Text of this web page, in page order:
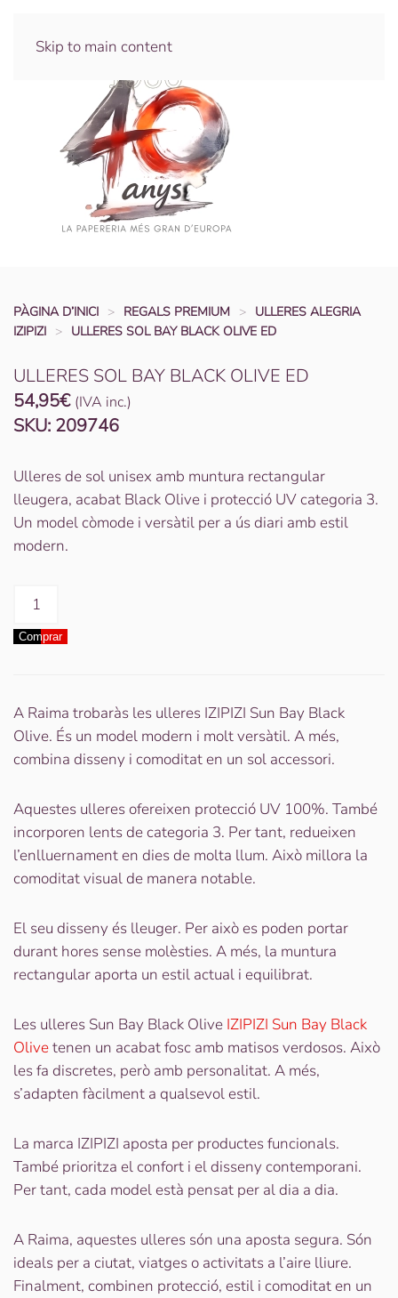
Skip to main content
PÀGINA D’INICI REGALS PREMIUM
ULLERES ALEGRIA
IZIPIZI
ULLERES SOL BAY BLACK OLIVE ED
ULLERES SOL BAY BLACK OLIVE ED
54,95€ (IVA inc.)
SKU: 209746
Ulleres de sol unisex amb muntura rectangular
lleugera, acabat Black Olive i protecció UV categoria 3.
Un model còmode i versàtil per a ús diari amb estil
modern.
quantitat
ULLERES
BLACK
OLIVE
ED
Comprar
A Raima trobaràs les ulleres IZIPIZI Sun Bay Black
Olive. És un model modern i molt versàtil. A més,
combina disseny i comoditat en un sol accessori.
Aquestes ulleres ofereixen protecció UV 100%. També
incorporen lents de categoria 3. Per tant, redueixen
l’enlluernament en dies de molta llum. Això millora la
comoditat visual de manera notable.
El seu disseny és lleuger. Per això es poden portar
durant hores sense molèsties. A més, la muntura
rectangular aporta un estil actual i equilibrat.
Les ulleres Sun Bay Black Olive IZIPIZI Sun Bay Black
Olivetenen un acabat fosc amb matisos verdosos. Això
les fa discretes, però amb personalitat. A més,
s’adapten fàcilment a qualsevol estil.
La marca IZIPIZI aposta per productes funcionals.
També prioritza el confort i el disseny contemporani.
Per tant, cada model està pensat per al dia a dia.
A Raima, aquestes ulleres són una aposta segura. Són
ideals per a ciutat, viatges o activitats a l’aire lliure.
Finalment, combinen protecció, estil i comoditat en un